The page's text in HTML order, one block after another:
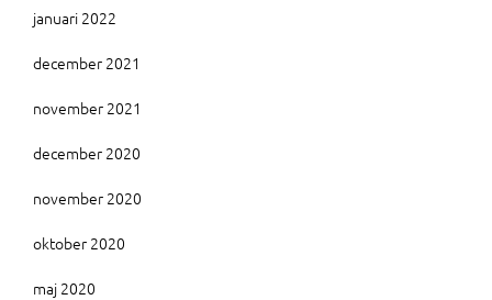
januari 2022
december 2021
november 2021
december 2020
november 2020
oktober 2020
maj 2020